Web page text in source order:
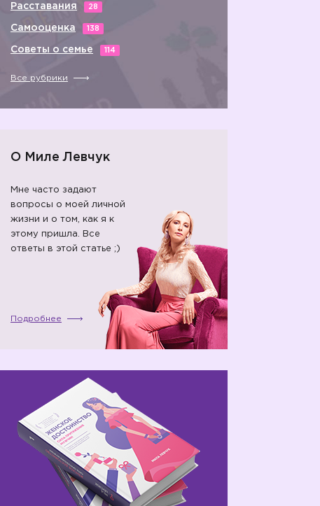
Расставания 28
Самооценка 138
Советы о семье 114
Все рубрики
О Миле Левчук
Мне часто задают
вопросы о моей личной
жизни и о том, как я к
этому пришла. Все
ответы в этой статье ;)
Подробнее